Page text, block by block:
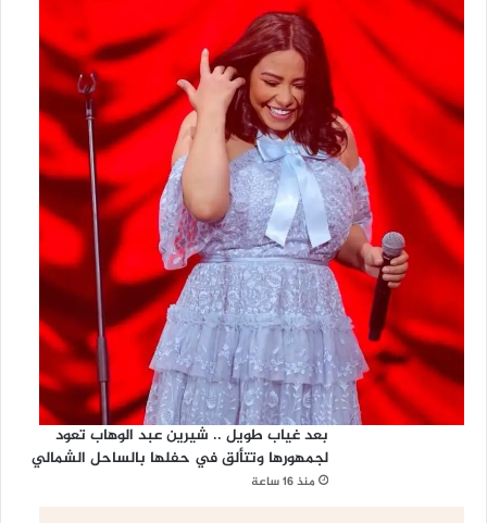
بعد غياب طويل .. شيرين عبد الوهاب تعود
لجمهورها وتتألق في حفلها بالساحل الشمالي
منذ 16 ساعة